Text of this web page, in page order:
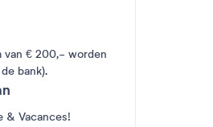
van € 200,- worden
bank).
& Vacances!